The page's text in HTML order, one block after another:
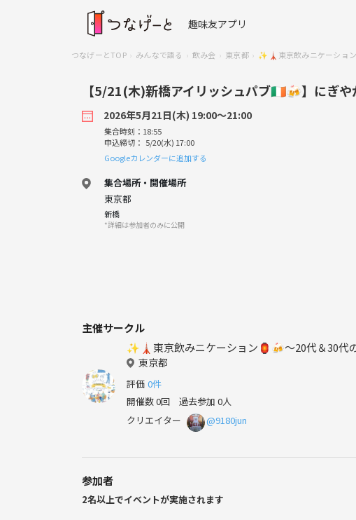
趣味友アプリ
つなげーとTOP みんなで語る 飲み会 東京都 ✨🗼東京飲みニケーショ
【5/21(木)新橋アイリッシュパブ🇮🇪🍻】にぎ
2026年5月21日(木) 19:00〜21:00
集合時刻：18:55
申込締切： 5/20(水) 17:00
Googleカレンダーに追加する
集合場所・開催場所
東京都
新橋
*詳細は参加者のみに公開
主催サークル
✨🗼東京飲みニケーション🏮🍻〜20代＆30代
東京都
評価 0件
開催数 0回 過去参加 0人
クリエイター
@9180jun
参加者
2名以上でイベントが実施されます